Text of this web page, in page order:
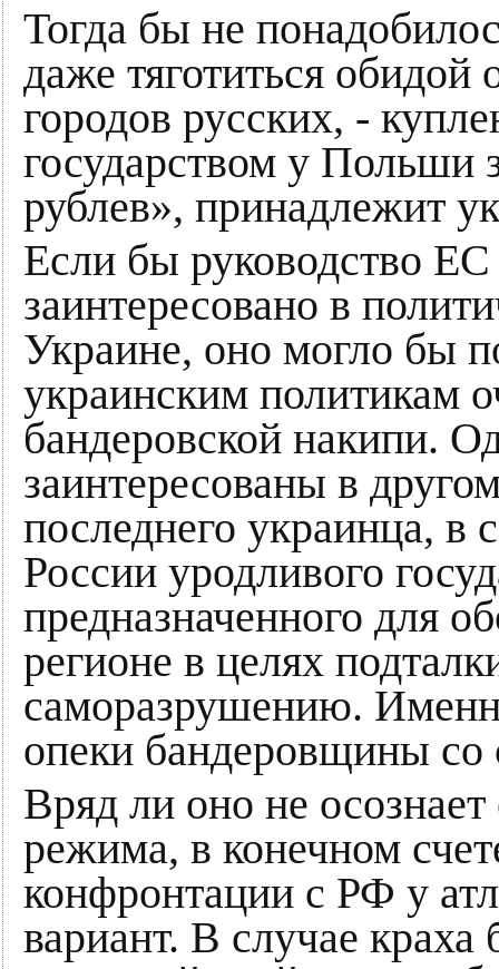
Тогда бы не
даже тяготиться обидой
городов русских, -
государством у Польши
рублев», принадлежит
Если бы руководство
заинтересовано в
Украине, оно могло бы
украинским политикам
бандеровской накипи.
заинтересованы в
последнего украинца, в
России уродливого
предназначенного для
регионе в целях
саморазрушению.
опеки бандеровщины со
Вряд ли оно не осознает
режима, в конечном
конфронтации с РФ у
вариант. В случае